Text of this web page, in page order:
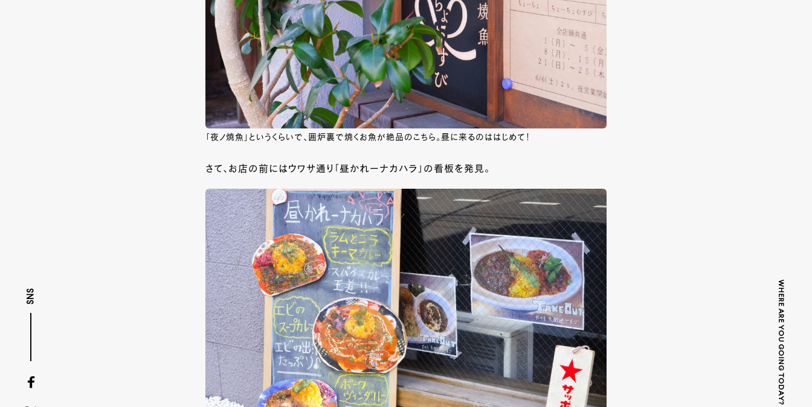
SNS WHERE ARE YOU GOING TODAY?
「夜ノ焼魚」というくらいで、囲炉裏で焼くお魚が絶品のこちら。昼に来るのははじめて！
さて、お店の前にはウワサ通り「昼かれーナカハラ」の看板を発見。